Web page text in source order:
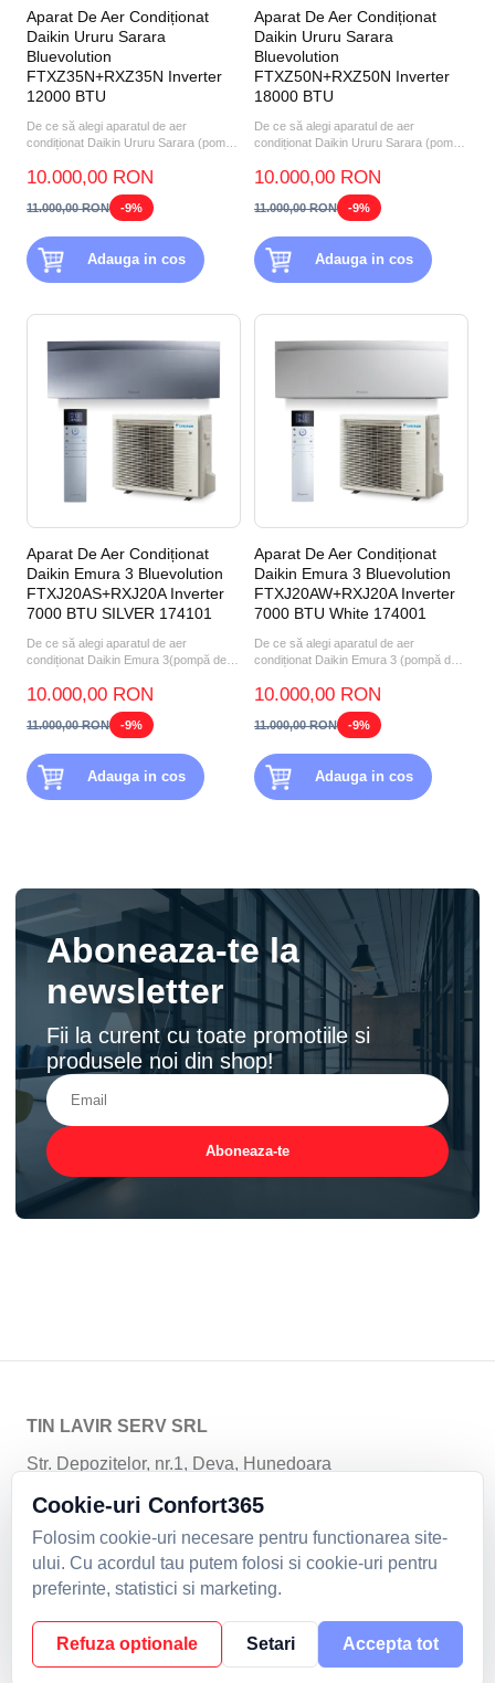
Aparat De Aer Condiționat
Daikin Ururu Sarara
Bluevolution
FTXZ35N+RXZ35N Inverter
12000 BTU
De ce să alegi aparatul de aer
condiționat Daikin Ururu Sarara (pompă
10.000,00 RON
11.000,00 RON -9%
Adauga in cos
Aparat De Aer Condiționat
Daikin Ururu Sarara
Bluevolution
FTXZ50N+RXZ50N Inverter
18000 BTU
De ce să alegi aparatul de aer
condiționat Daikin Ururu Sarara (pompă
10.000,00 RON
11.000,00 RON -9%
Adauga in cos
Aparat De Aer Condiționat
Daikin Emura 3 Bluevolution
FTXJ20AS+RXJ20A Inverter
7000 BTU SILVER 174101
De ce să alegi aparatul de aer
condiționat Daikin Emura 3(pompă de
10.000,00 RON
11.000,00 RON -9%
Adauga in cos
Aparat De Aer Condiționat
Daikin Emura 3 Bluevolution
FTXJ20AW+RXJ20A Inverter
7000 BTU White 174001
De ce să alegi aparatul de aer
condiționat Daikin Emura 3 (pompă de
10.000,00 RON
11.000,00 RON -9%
Adauga in cos
Aboneaza-te la
newsletter
Fii la curent cu toate promotiile si
produsele noi din shop!
Aboneaza-te
TIN LAVIR SERV SRL
Str. Depozitelor, nr.1, Deva, Hunedoara
Email:climatizare@tinlavir.ro| Telefon:
Politica de confidentialitate |Formular de retur |
Cookie-uri
Cookie-uri Confort365
Folosim cookie-uri necesare pentru functionarea site-
ului. Cu acordul tau putem folosi si cookie-uri pentru
preferinte, statistici si marketing.
Refuza optionale Setari Accepta tot